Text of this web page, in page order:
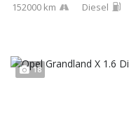
152000 km Diesel
18